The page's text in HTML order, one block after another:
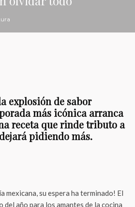
explosión de sabor
más icónica arranca
receta que rinde tributo a
pidiendo más.
mexicana, su espera ha terminado! El
del año para los amantes de la cocina